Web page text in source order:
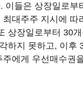
이들은 상장일로부
최대주주 지시에 따
상장일로부터 30
하지 못하고, 이후
주에게 우선매수권